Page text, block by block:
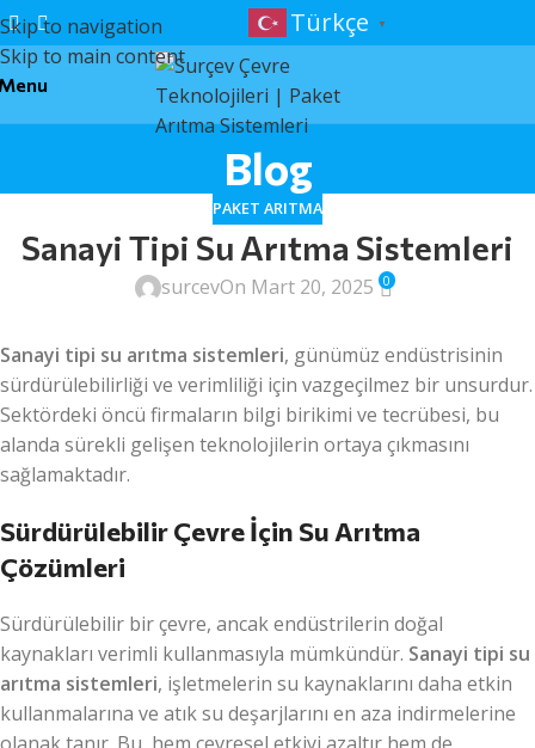
Skip to navigation
Skip to main content
Türkçe ▼
Blog
PAKET ARITMA
Sanayi Tipi Su Arıtma Sistemleri
surcevOn Mart 20, 2025 0
Sanayi tipi su arıtma sistemleri, günümüz endüstrisinin
sürdürülebilirliği ve verimliliği için vazgeçilmez bir unsurdur.
Sektördeki öncü firmaların bilgi birikimi ve tecrübesi, bu
alanda sürekli gelişen teknolojilerin ortaya çıkmasını
sağlamaktadır.
Sürdürülebilir Çevre İçin Su Arıtma
Çözümleri
Sürdürülebilir bir çevre, ancak endüstrilerin doğal
kaynakları verimli kullanmasıyla mümkündür. Sanayi tipi su
arıtma sistemleri, işletmelerin su kaynaklarını daha etkin
kullanmalarına ve atık su deşarjlarını en aza indirmelerine